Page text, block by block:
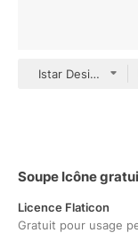
Istar Design
Soupe Icône
Licence Flaticon
Gratuit pour usage